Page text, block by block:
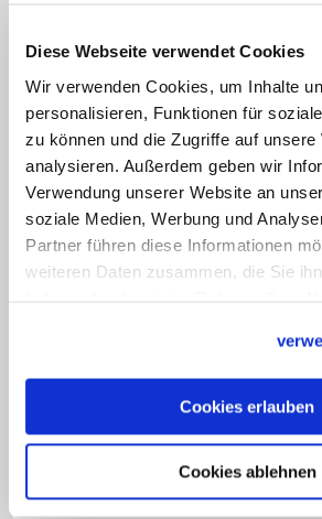
Diese Webseite verwendet Cookies
Wir verwenden Cookies, um Inhalte
personalisieren, Funktionen für
zu können und die Zugriffe auf unsere
analysieren. Außerdem geben wir
Verwendung unserer Website an
soziale Medien, Werbung und
Partner führen diese Informationen
weiteren Daten zusammen, die Sie
Cookies erlauben
Cookies ablehnen
Deutschland zusätzlich
Millionen Euro in die
gesteckt. Die evangelische
ebenfalls von einem
Millionenbetrag. Was sich
aufrechnen lässt: der
freiwilligen und
Mitarbeiter zu einer
Im Schatten der Kirchen
an, weil die Sorge für
Flüchtlinge zum christlichen
Selbstverständnis gehört.
Reinhard Marx brachte das